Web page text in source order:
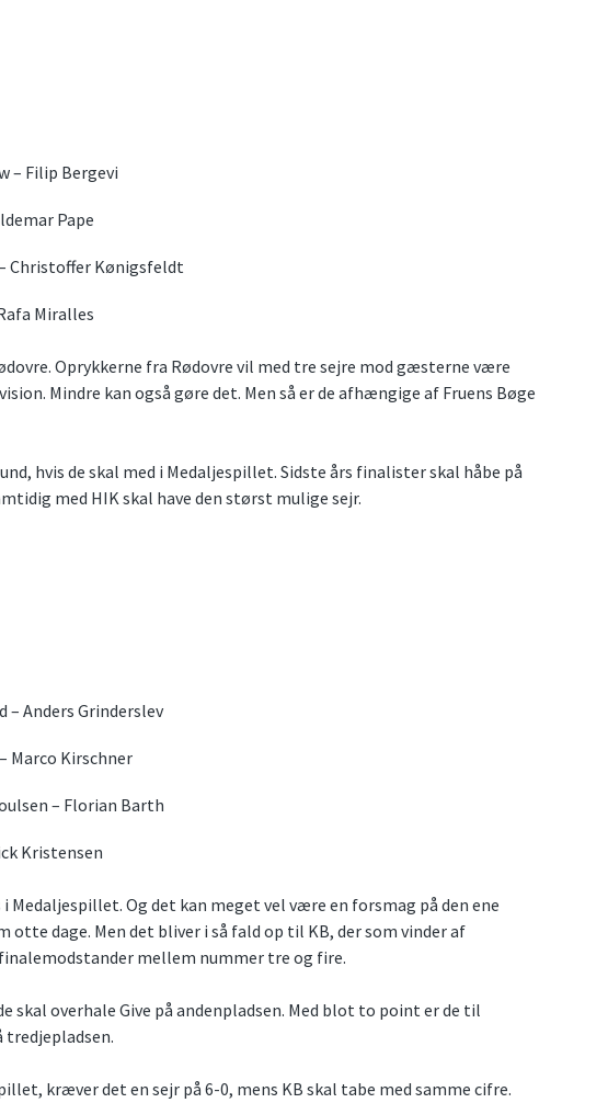
– Filip Bergevi
Pape
Christoffer Kønigsfeldt
Miralles
Oprykkerne fra Rødovre vil med tre sejre mod gæsterne være
Mindre kan også gøre det. Men så er de afhængige af Fruens Bøge
hvis de skal med i Medaljespillet. Sidste års finalister skal håbe på
med HIK skal have den størst mulige sejr.
– Anders Grinderslev
Marco Kirschner
– Florian Barth
Kristensen
Medaljespillet. Og det kan meget vel være en forsmag på den ene
dage. Men det bliver i så fald op til KB, der som vinder af
mellem nummer tre og fire.
skal overhale Give på andenpladsen. Med blot to point er de til
kræver det en sejr på 6-0, mens KB skal tabe med samme cifre.